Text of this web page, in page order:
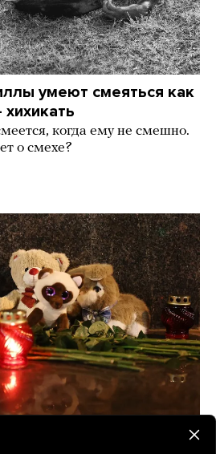
умеют смеяться как
когда ему не смешно.
о смехе?
украинского